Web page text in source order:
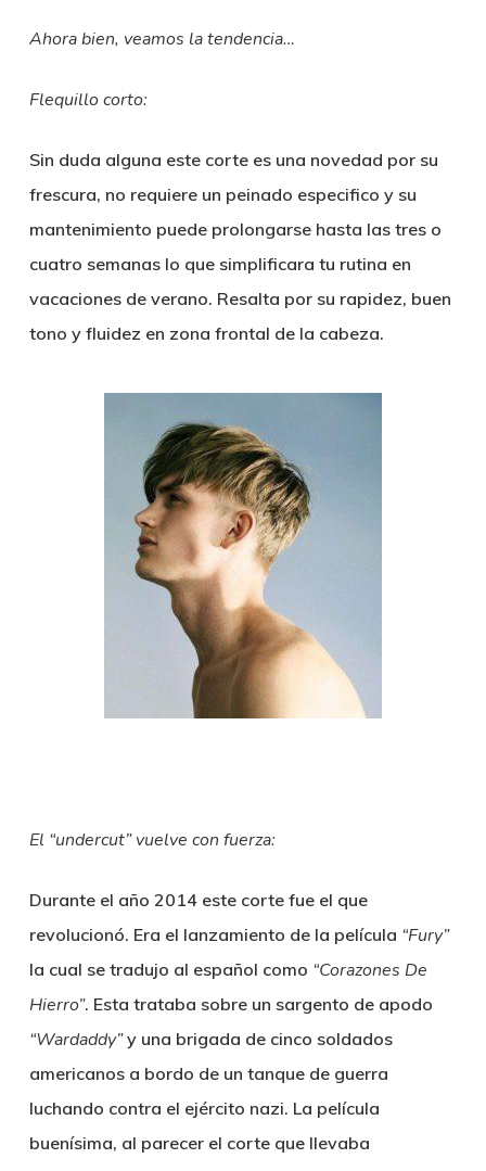
Ahora bien, veamos la tendencia…
Flequillo corto:
Sin duda alguna este corte es una novedad por su
frescura, no requiere un peinado especifico y su
mantenimiento puede prolongarse hasta las tres o
cuatro semanas lo que simplificara tu rutina en
vacaciones de verano. Resalta por su rapidez, buen
tono y fluidez en zona frontal de la cabeza.
El “undercut” vuelve con fuerza:
Durante el año 2014 este corte fue el que
revolucionó. Era el lanzamiento de la película “Fury”
la cual se tradujo al español como “Corazones De
Hierro”. Esta trataba sobre un sargento de apodo
“Wardaddy”y una brigada de cinco soldados
americanos a bordo de un tanque de guerra
luchando contra el ejército nazi. La película
buenísima, al parecer el corte que llevaba